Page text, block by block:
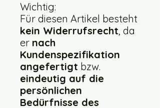
Wichtig:
Für diesen Artikel besteht
kein Widerrufsrecht, da
er nach
Kundenspezifikation
angefertigt bzw.
eindeutig auf die
persönlichen
Bedürfnisse des